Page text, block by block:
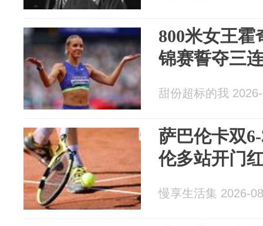
800米女王
锦赛誓夺三
甜份超标的我
萨巴伦卡双
伦多站开门
慢享生活集 2026-